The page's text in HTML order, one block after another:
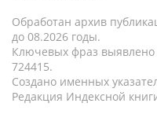
Обработан архив
до 08.2026 годы.
Ключевых фраз выявлено
724415.
Создано именных
Редакция Индексной